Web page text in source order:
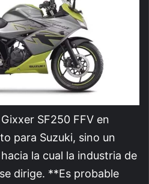
SF250 FFV en
para Suzuki, sino un
la cual la industria de
dirige. **Es probable